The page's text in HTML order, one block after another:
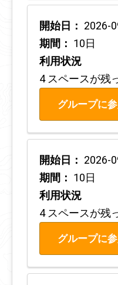
開始日： 2026-
期間： 10日
利用状況
4 スペースが残
グループに
開始日： 2026-
期間： 10日
利用状況
4 スペースが残
グループに